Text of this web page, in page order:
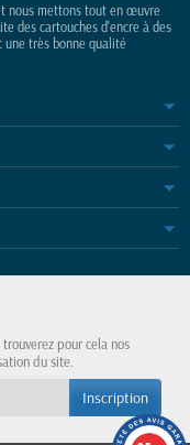
nous mettons tout en œuvre
des cartouches d'encre à des
une très bonne qualité
pour cela nos
du site.